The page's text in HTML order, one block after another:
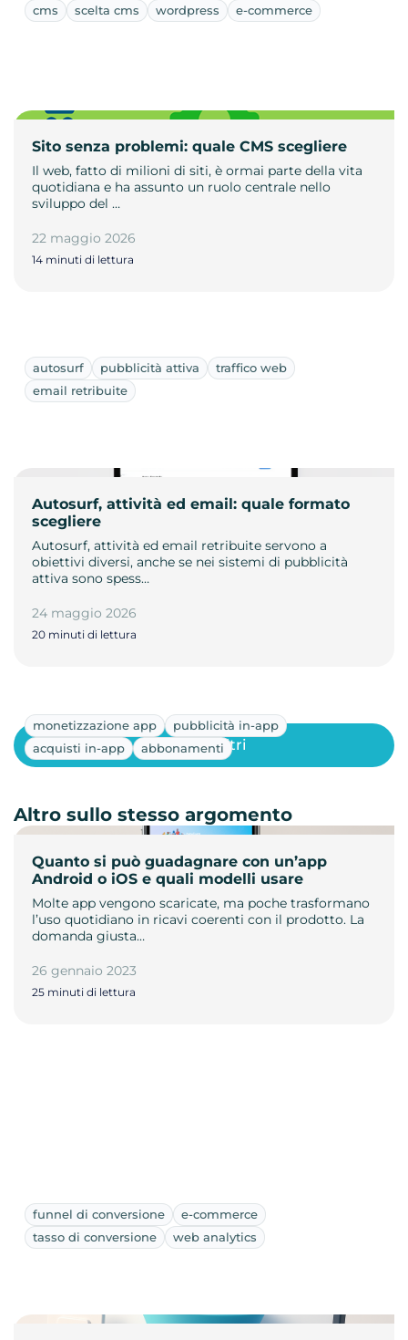
cms scelta cms wordpress e-commerce
Sito senza problemi: quale CMS scegliere
Il web, fatto di milioni di siti, è ormai parte della vita
quotidiana e ha assunto un ruolo centrale nello
sviluppo del …
22 maggio 2026
14 minuti di lettura
autosurf pubblicità attiva
traffico web
email retribuite
Autosurf, attività ed email: quale formato
scegliere
Autosurf, attività ed email retribuite servono a
obiettivi diversi, anche se nei sistemi di pubblicità
attiva sono spess…
24 maggio 2026
20 minuti di lettura
monetizzazione app
pubblicità in-app
acquisti in-app
abbonamenti
Quanto si può guadagnare con un’app
Android o iOS e quali modelli usare
Molte app vengono scaricate, ma poche trasformano
l’uso quotidiano in ricavi coerenti con il prodotto. La
domanda giusta…
26 gennaio 2023
25 minuti di lettura
Mostra altri
Altro sullo stesso argomento
funnel di conversione
e-commerce
tasso di conversione
web analytics